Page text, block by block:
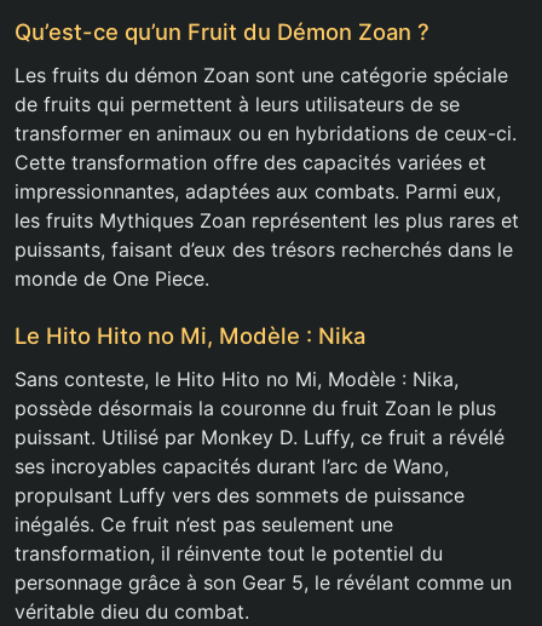
Qu’est-ce qu’un Fruit du Démon Zoan ?
Les fruits du démon Zoan sont une catégorie spéciale
de fruits qui permettent à leurs utilisateurs de se
transformer en animaux ou en hybridations de ceux-ci.
Cette transformation offre des capacités variées et
impressionnantes, adaptées aux combats. Parmi eux,
les fruits Mythiques Zoan représentent les plus rares et
puissants, faisant d’eux des trésors recherchés dans le
monde de One Piece.
Le Hito Hito no Mi, Modèle : Nika
Sans conteste, le Hito Hito no Mi, Modèle : Nika,
possède désormais la couronne du fruit Zoan le plus
puissant. Utilisé par Monkey D. Luffy, ce fruit a révélé
ses incroyables capacités durant l’arc de Wano,
propulsant Luffy vers des sommets de puissance
inégalés. Ce fruit n’est pas seulement une
transformation, il réinvente tout le potentiel du
personnage grâce à son Gear 5, le révélant comme un
véritable dieu du combat.